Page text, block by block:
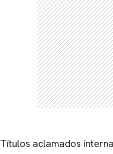
Títulos aclamados